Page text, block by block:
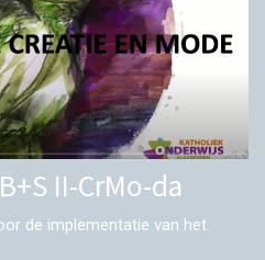
II-CrMo-da
de implementatie van het